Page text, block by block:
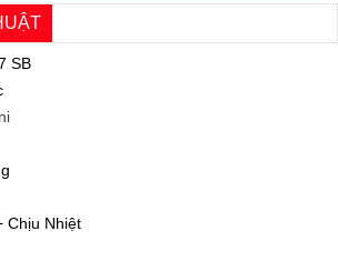
SB
Chịu Nhiệt